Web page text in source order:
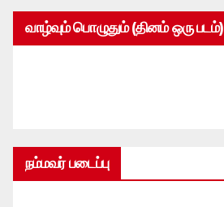
வாழ்வும் பொழுதும் (தினம் ஒரு படம்)
நம்மவர் படைப்பு